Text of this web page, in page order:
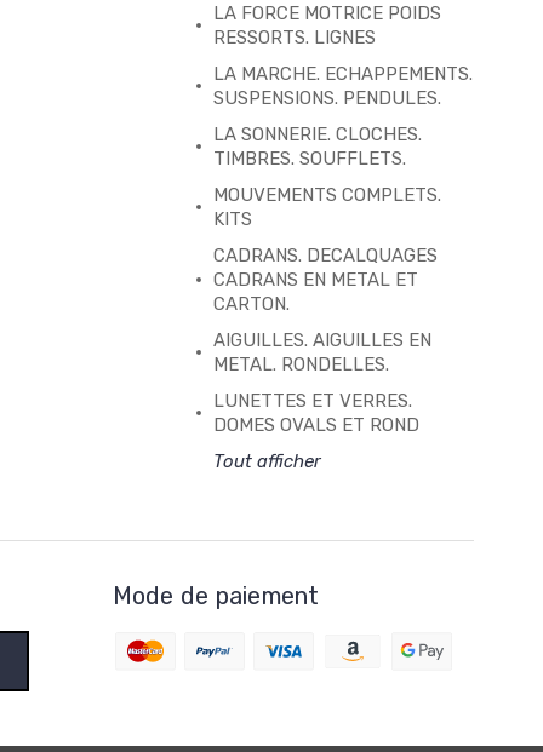
LA FORCE MOTRICE POIDS
RESSORTS. LIGNES
LA MARCHE. ECHAPPEMENTS.
SUSPENSIONS. PENDULES.
LA SONNERIE. CLOCHES.
TIMBRES. SOUFFLETS.
MOUVEMENTS COMPLETS.
KITS
CADRANS. DECALQUAGES
CADRANS EN METAL ET
CARTON.
AIGUILLES. AIGUILLES EN
METAL. RONDELLES.
LUNETTES ET VERRES.
DOMES OVALS ET ROND
Tout afficher
Mode de paiement